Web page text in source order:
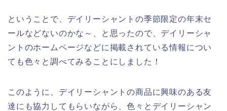
ということで、デイリーシャントの季節限定の年末セ
ールなどないのかな～、と思ったので、デイリーシャ
ントのホームページなどに掲載されている情報につい
ても色々と調べてみることにしました！
このように、デイリーシャントの商品に興味のある友
達にも協力してもらいながら、色々とデイリーシャン